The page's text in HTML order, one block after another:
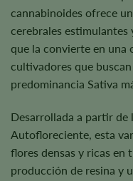
cannabinoides ofrece
cerebrales estimulantes
que la convierte en una
cultivadores que
predominancia Sativa
Desarrollada a partir de
Autofloreciente, esta
flores densas y ricas en
producción de resina y